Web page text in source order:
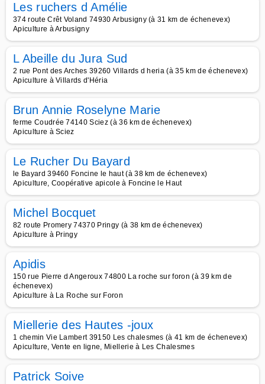
Les ruchers d Amélie
374 route Crêt Voland 74930 Arbusigny (à 31 km de échenevex)
Apiculture à Arbusigny
L Abeille du Jura Sud
2 rue Pont des Arches 39260 Villards d heria (à 35 km de échenevex)
Apiculture à Villards d'Héria
Brun Annie Roselyne Marie
ferme Coudrée 74140 Sciez (à 36 km de échenevex)
Apiculture à Sciez
Le Rucher Du Bayard
le Bayard 39460 Foncine le haut (à 38 km de échenevex)
Apiculture, Coopérative apicole à Foncine le Haut
Michel Bocquet
82 route Promery 74370 Pringy (à 38 km de échenevex)
Apiculture à Pringy
Apidis
150 rue Pierre d Angeroux 74800 La roche sur foron (à 39 km de
échenevex)
Apiculture à La Roche sur Foron
Miellerie des Hautes -joux
1 chemin Vie Lambert 39150 Les chalesmes (à 41 km de échenevex)
Apiculture, Vente en ligne, Miellerie à Les Chalesmes
Patrick Soive